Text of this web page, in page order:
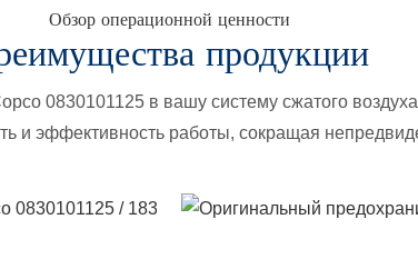
Обзор операционной ценности
продукции
0830101125 в вашу систему сжатого
и эффективность работы, сокращая